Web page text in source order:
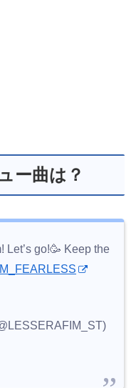
ー曲は？
Let’s go!🥳 Keep the